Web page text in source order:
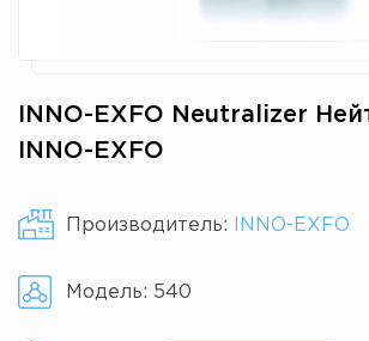
INNO-EXFO Neutralizer
INNO-EXFO
Производитель: INNO-EXFO
Модель: 540